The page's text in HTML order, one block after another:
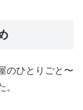
のひとりごと〜
。